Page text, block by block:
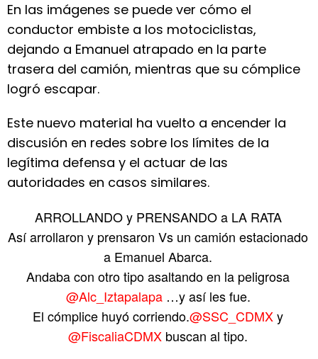
En las imágenes se puede ver cómo el
conductor embiste a los motociclistas,
dejando a Emanuel atrapado en la parte
trasera del camión, mientras que su cómplice
logró escapar.
Este nuevo material ha vuelto a encender la
discusión en redes sobre los límites de la
legítima defensa y el actuar de las
autoridades en casos similares.
ARROLLANDO y PRENSANDO a LA RATA
Así arrollaron y prensaron Vs un camión estacionado
a Emanuel Abarca.
Andaba con otro tipo asaltando en la peligrosa
@Alc_Iztapalapa…y así les fue.
El cómplice huyó corriendo.@SSC_CDMXy
@FiscaliaCDMX buscan al tipo.